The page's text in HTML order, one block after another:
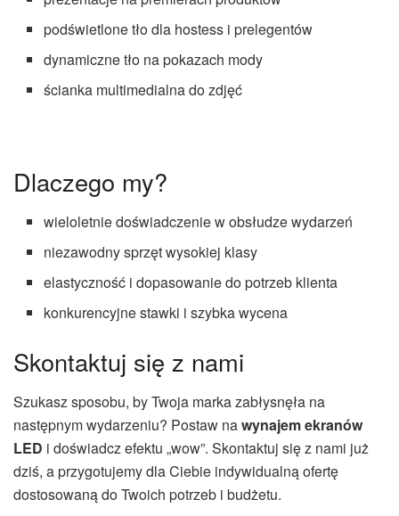
podświetlone tło dla hostess i prelegentów
dynamiczne tło na pokazach mody
ścianka multimedialna do zdjęć
Dlaczego my?
wieloletnie doświadczenie w obsłudze wydarzeń
niezawodny sprzęt wysokiej klasy
elastyczność i dopasowanie do potrzeb klienta
konkurencyjne stawki i szybka wycena
Skontaktuj się z nami
Szukasz sposobu, by Twoja marka zabłysnęła na
następnym wydarzeniu? Postaw nawynajem ekranów
LED i doświadcz efektu „wow”. Skontaktuj się z nami już
dziś, a przygotujemy dla Ciebie indywidualną ofertę
dostosowaną do Twoich potrzeb i budżetu.